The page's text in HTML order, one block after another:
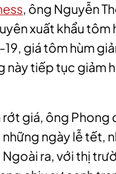
, ông Nguyễn
xuất khẩu
giá tôm hùm
này tiếp tục
giá, ông Phong
ngày lễ tết,
Ngoài ra, với thị